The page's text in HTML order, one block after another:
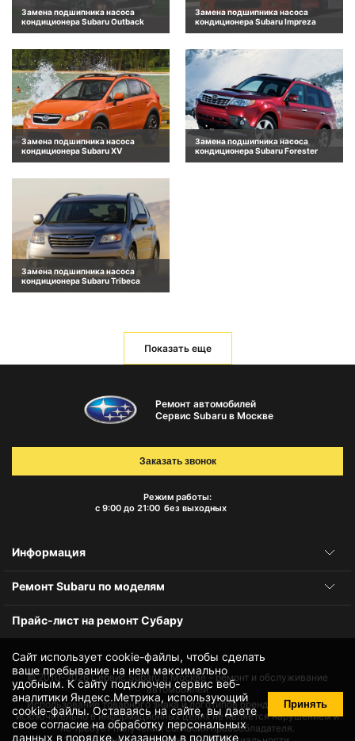
Замена подшипника насоса
кондиционера Subaru Outback
Замена подшипника насоса
кондиционера Subaru Impreza
Замена подшипника насоса
кондиционера Subaru XV
Замена подшипника насоса
кондиционера Subaru Forester
Замена подшипника насоса
кондиционера Subaru Tribeca
Показать еще
Сайт использует cookie-файлы, чтобы сделать
ваше пребывание на нем максимально
удобным. К cайту подключен сервис веб-
аналитики Яндекс.Метрика, использующий
cookie-файлы. Оставаясь на сайте, вы даете
своесогласие на обработку персональных
данных в порядке, указанном в политике
Принять
Ремонт автомобилей
Сервис Subaru в Москве
Режим работы:
с 9:00 до 21:00 без выходных
Заказать звонок
Информация
Ремонт Subaru по моделям
Прайс-лист на ремонт Субару
© 2010-2026Сервис Subaru в Москве – ремонт и обслуживание
автомобилей
Использование товарного знака и логотипов бренда происходит
исключительно в информационных целях не является нарушением и
не требует получения согласия правообладателя.